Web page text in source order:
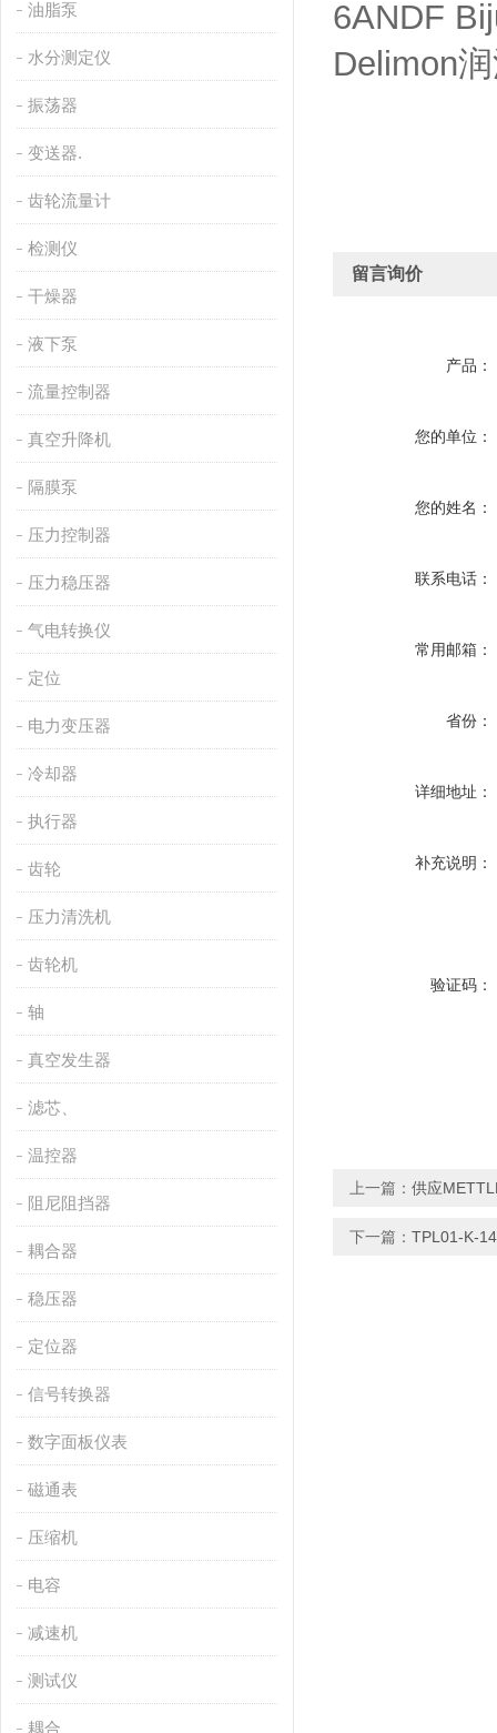
油脂泵
水分测定仪
振荡器
变送器.
齿轮流量计
检测仪
干燥器
液下泵
流量控制器
真空升降机
隔膜泵
压力控制器
压力稳压器
气电转换仪
定位
电力变压器
冷却器
执行器
齿轮
压力清洗机
齿轮机
轴
真空发生器
滤芯、
温控器
阻尼阻挡器
耦合器
稳压器
定位器
信号转换器
数字面板仪表
磁通表
压缩机
电容
减速机
测试仪
耦合
6ANDF
Delimon
留言询价
产品：
您的单位：
您的姓名：
联系电话：
常用邮箱：
省份：
详细地址：
补充说明：
验证码：
上一篇： 供应
下一篇： TPL01-K-